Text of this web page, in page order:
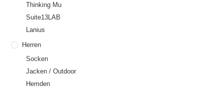
Thinking Mu
Suite13LAB
Lanius
Herren
Socken
Jacken / Outdoor
Hemden